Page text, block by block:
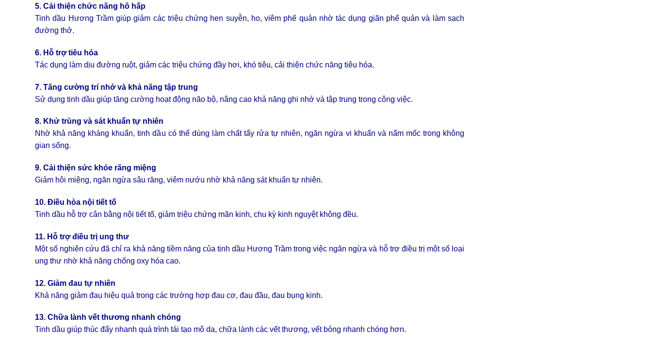
5. Cải thiện chức năng hô hấp
Tinh dầu Hương Trầm giúp giảm các triệu chứng hen suyễn, ho, viêm phế quản nhờ tác dụng giãn phế quản và làm sạch
đường thở.
6. Hỗ trợ tiêu hóa
Tác dụng làm dịu đường ruột, giảm các triệu chứng đầy hơi, khó tiêu, cải thiện chức năng tiêu hóa.
7. Tăng cường trí nhớ và khả năng tập trung
Sử dụng tinh dầu giúp tăng cường hoạt động não bộ, nâng cao khả năng ghi nhớ và tập trung trong công việc.
8. Khử trùng và sát khuẩn tự nhiên
Nhờ khả năng kháng khuẩn, tinh dầu có thể dùng làm chất tẩy rửa tự nhiên, ngăn ngừa vi khuẩn và nấm mốc trong không
gian sống.
9. Cải thiện sức khỏe răng miệng
Giảm hôi miệng, ngăn ngừa sâu răng, viêm nướu nhờ khả năng sát khuẩn tự nhiên.
10. Điều hòa nội tiết tố
Tinh dầu hỗ trợ cân bằng nội tiết tố, giảm triệu chứng mãn kinh, chu kỳ kinh nguyệt không đều.
11. Hỗ trợ điều trị ung thư
Một số nghiên cứu đã chỉ ra khả năng tiềm năng của tinh dầu Hương Trầm trong việc ngăn ngừa và hỗ trợ điều trị một số loại
ung thư nhờ khả năng chống oxy hóa cao.
12. Giảm đau tự nhiên
Khả năng giảm đau hiệu quả trong các trường hợp đau cơ, đau đầu, đau bụng kinh.
13. Chữa lành vết thương nhanh chóng
Tinh dầu giúp thúc đẩy nhanh quá trình tái tạo mô da, chữa lành các vết thương, vết bỏng nhanh chóng hơn.